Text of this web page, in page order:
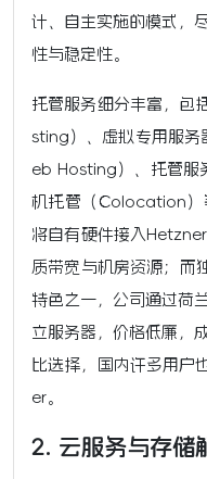
计、自主实施的模式，
性与稳定性。
托管服务细分丰富，包
sting）、虚拟专用服务
eb Hosting）、托管服
机托管（Colocation）
将自有硬件接入
质带宽与机房资源；而
特色之一，公司通过荷
立服务器，价格低廉，
比选择，国内许多用户
er。
2. 云服务与存储